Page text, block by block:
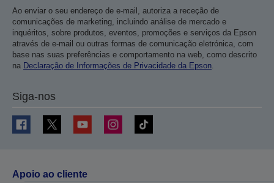
Ao enviar o seu endereço de e-mail, autoriza a receção de
comunicações de marketing, incluindo análise de mercado e
inquéritos, sobre produtos, eventos, promoções e serviços da Epson
através de e-mail ou outras formas de comunicação eletrónica, com
base nas suas preferências e comportamento na web, como descrito
na Declaração de Informações de Privacidade da Epson.
Siga-nos
Apoio ao cliente